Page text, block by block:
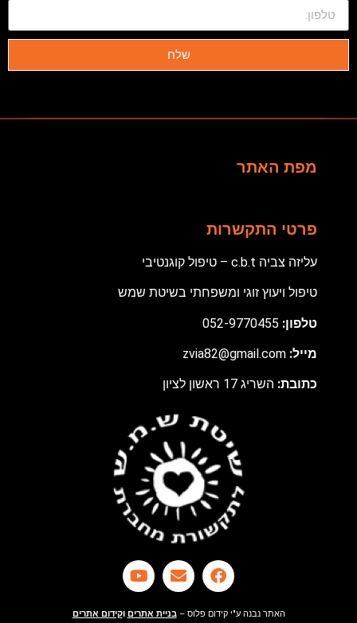
שלח
מפת האתר
פרטי התקשרות
עליזה צביה c.b.t – טיפול קוגנטיבי
טיפול ויעוץ זוגי ומשפחתי בשיטת שמש
טלפון:
מייל:
כתובת: השריג 17 ראשון לציון
האתר נבנה ע"י קידום פלוס –בניית אתרים וקידום אתרים